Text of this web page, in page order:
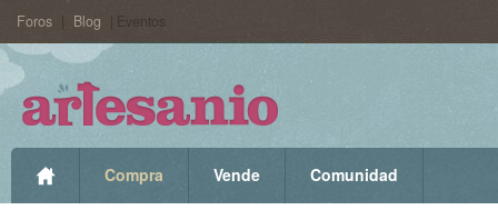
Foros Blog | Eventos
Compra Vende Comunidad